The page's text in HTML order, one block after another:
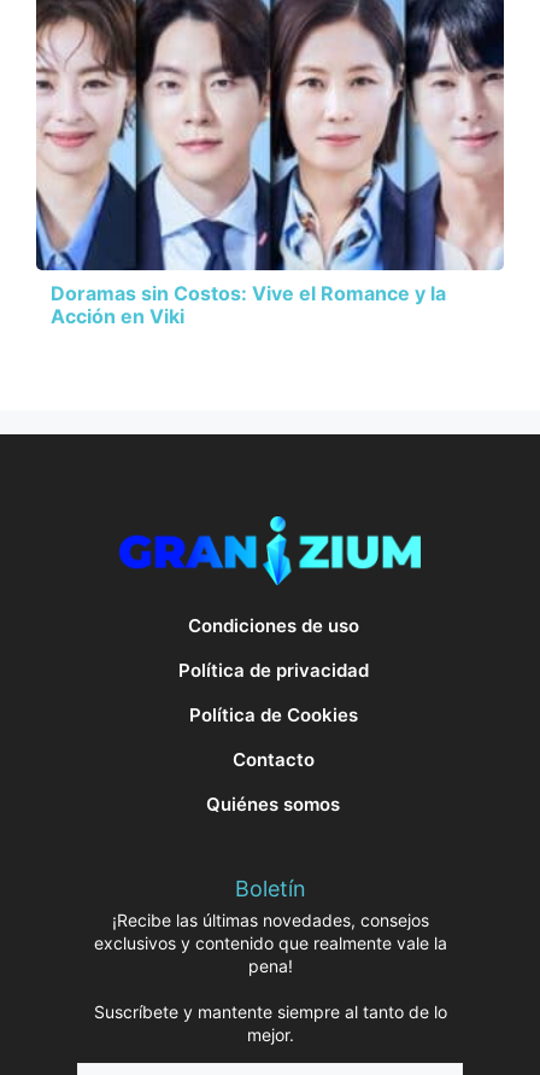
Doramas sin Costos: Vive el Romance y la
Acción en Viki
Condiciones de uso
Política de privacidad
Política de Cookies
Contacto
Quiénes somos
Boletín
¡Recibe las últimas novedades, consejos
exclusivos y contenido que realmente vale la
pena!
Suscríbete y mantente siempre al tanto de lo
mejor.